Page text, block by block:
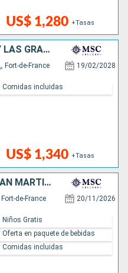
US$ 1,280 +Tasas
BARBADOS, SAN VINCENT Y LAS GRANADINAS, TRINIDAD Y TOBAGO, GRENADA
Fort-de-France 19/02/2028
US$ 1,340 +Tasas
Comidas incluidas
REPÚBLICA DOMINICANA, SAN MARTÍN, BARBADOS
Fort-de-France 20/11/2026
Niños Gratis
Oferta en paquete de bebidas
Comidas incluidas